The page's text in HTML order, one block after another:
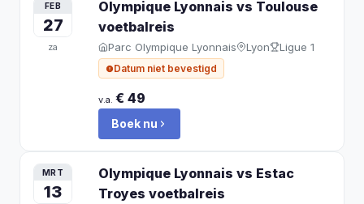
FEB
27
za
Olympique Lyonnais vs Toulouse
voetbalreis
Parc Olympique Lyonnais Lyon Ligue 1
Datum niet bevestigd
v.a. € 49
Boek nu
MRT
13
Olympique Lyonnais vs Estac
Troyes voetbalreis